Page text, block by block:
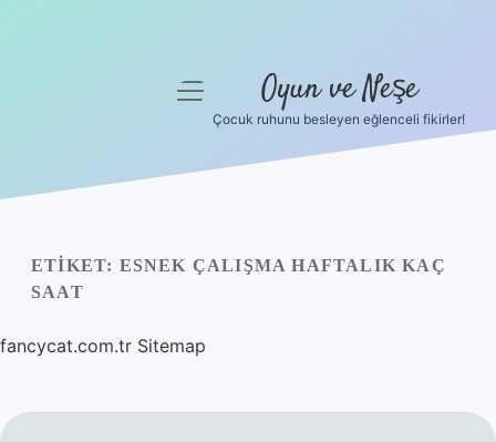
Yasal Uyarı
menüyü
Oyun ve Neşe
Çocuk ruhunu besleyen eğlenceli fikirler!
ETIKET: ESNEK ÇALIŞMA HAFTALIK KAÇ
SAAT
fancycat.com.tr Sitemap